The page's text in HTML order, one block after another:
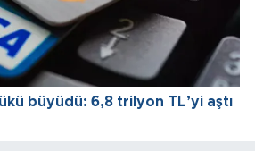
büyüdü: 6,8 trilyon TL’yi aştı